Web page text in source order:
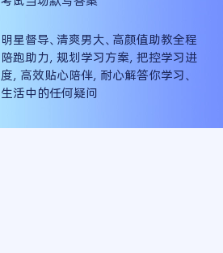
明星督导、清爽男大、高颜值助教全程
陪跑助力，规划学习方案，把控学习进
度，高效贴心陪伴，耐心解答你学习、
生活中的任何疑问